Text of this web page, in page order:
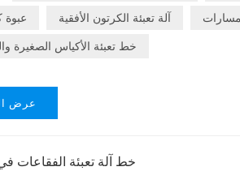
عبوة
آلة تعبئة الكرتون الأفقية
خط تعبئة الأكياس الصغيرة
عرض
خط آلة تعبئة الفقاعات